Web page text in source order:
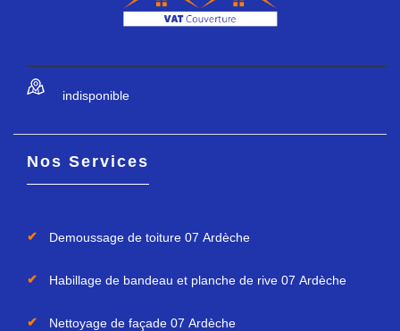
indisponible
Nos Services
Demoussage de toiture 07 Ardèche
Habillage de bandeau et planche de rive 07 Ardèche
Nettoyage de façade 07 Ardèche